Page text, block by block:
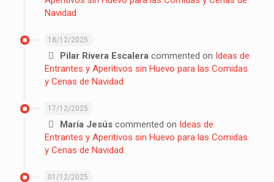
Navidad
18/12/2025
Pilar Rivera Escalera commented on Ideas de
Entrantes y Aperitivos sin Huevo para las Comidas
y Cenas de Navidad
17/12/2025
María Jesús commented on Ideas de
Entrantes y Aperitivos sin Huevo para las Comidas
y Cenas de Navidad
01/12/2025